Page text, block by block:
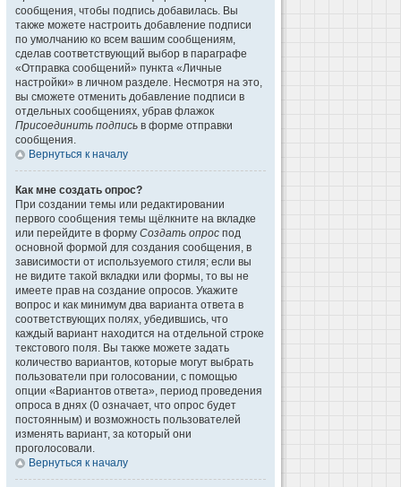
сообщения, чтобы подпись добавилась. Вы
также можете настроить добавление подписи
по умолчанию ко всем вашим сообщениям,
сделав соответствующий выбор в параграфе
«Отправка сообщений» пункта «Личные
настройки» в личном разделе. Несмотря на это,
вы сможете отменить добавление подписи в
отдельных сообщениях, убрав флажок
Присоединить подпись в форме отправки
сообщения.
Вернуться к началу
Как мне создать опрос?
При создании темы или редактировании
первого сообщения темы щёлкните на вкладке
или перейдите в форму Создать опрос под
основной формой для создания сообщения, в
зависимости от используемого стиля; если вы
не видите такой вкладки или формы, то вы не
имеете прав на создание опросов. Укажите
вопрос и как минимум два варианта ответа в
соответствующих полях, убедившись, что
каждый вариант находится на отдельной строке
текстового поля. Вы также можете задать
количество вариантов, которые могут выбрать
пользователи при голосовании, с помощью
опции «Вариантов ответа», период проведения
опроса в днях (0 означает, что опрос будет
постоянным) и возможность пользователей
изменять вариант, за который они
проголосовали.
Вернуться к началу